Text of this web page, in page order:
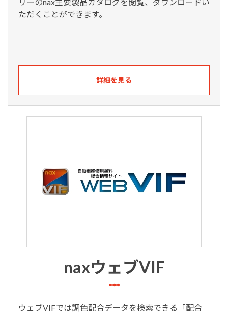
ただくことができます。
詳細を見る
naxウェブVIF
ウェブVIFでは調色配合データを検索できる「配合